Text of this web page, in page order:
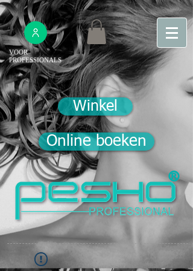
VOOR
PROFESSIONALS
Winkel
Online boeken
®